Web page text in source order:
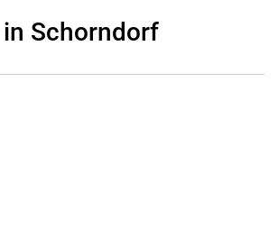
Schorndorf